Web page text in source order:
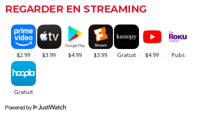
REGARDER EN STREAMING
Powered by